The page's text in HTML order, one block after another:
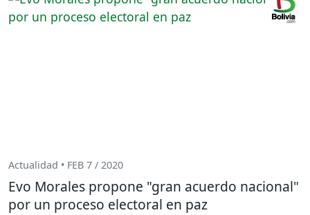
Actualidad • FEB 7 / 2020
Evo Morales propone "gran acuerdo nacional"
por un proceso electoral en paz